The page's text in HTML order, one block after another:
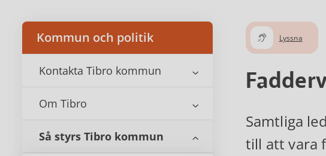
Kommun och politik
Kontakta Tibro kommun
Om Tibro
Så styrs Tibro kommun
Lyssna
Samtliga
till att vara